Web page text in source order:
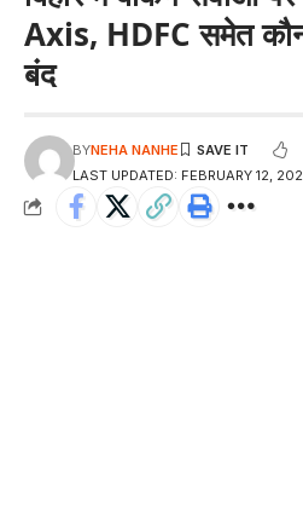
Axis, HDFC समेत
बंद
LAST UPDATED: FEBRUARY 12,
BYNEHA NANHE